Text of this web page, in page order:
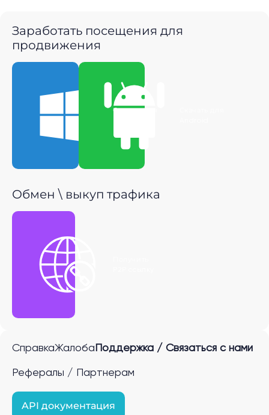
Заработать посещения для
продвижения
Скачать для
Обмен \ выкуп трафика
СправкаЖалоба Поддержка / Связаться с нами
Рефералы / Партнерам
API документация